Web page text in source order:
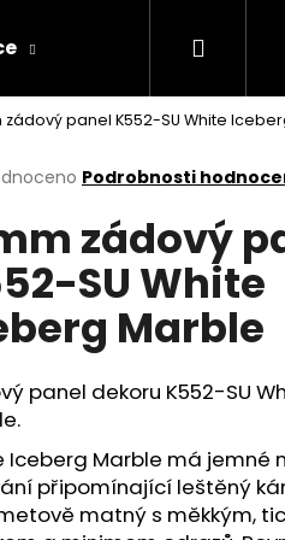
Obchodní Hledat
zádový panel K552-SU White
Podrobnosti
zádový
SU White
Marble
panel dekoru K552-SU
Iceberg Marble má jemné
připomínající leštěný
matný s měkkým,